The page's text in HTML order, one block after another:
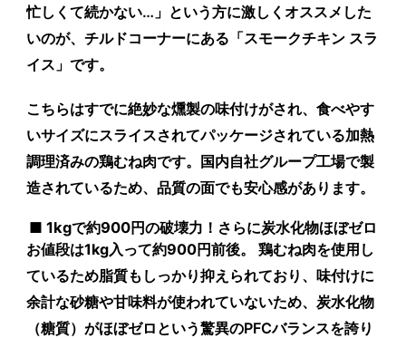
忙しくて続かない…」という方に激しくオススメした
いのが、チルドコーナーにある「スモークチキン スラ
イス」です。
こちらはすでに絶妙な燻製の味付けがされ、食べやす
いサイズにスライスされてパッケージされている加熱
調理済みの鶏むね肉です。国内自社グループ工場で製
造されているため、品質の面でも安心感があります。
■ 1kgで約900円の破壊力！さらに炭水化物ほぼゼロ
お値段は1kg入って約900円前後。 鶏むね肉を使用し
ているため脂質もしっかり抑えられており、味付けに
余計な砂糖や甘味料が使われていないため、炭水化物
（糖質）がほぼゼロ という驚異のPFCバランスを誇り